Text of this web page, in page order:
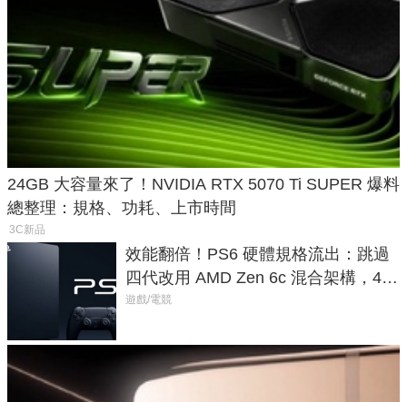
24GB 大容量來了！NVIDIA RTX 5070 Ti SUPER 爆料
總整理：規格、功耗、上市時間
3C新品
效能翻倍！PS6 硬體規格流出：跳過
四代改用 AMD Zen 6c 混合架構，4K
120fps 與全光追時代來臨
遊戲/電競